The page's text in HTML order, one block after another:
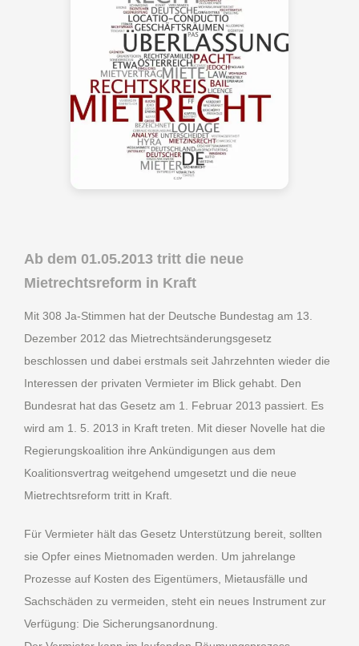
Ab dem 01.05.2013 tritt die neue
Mietrechtsreform in Kraft
Mit 308 Ja-Stimmen hat der Deutsche Bundestag am 13.
Dezember 2012 das Mietrechtsänderungsgesetz
beschlossen und dabei erstmals seit Jahrzehnten wieder die
Interessen der privaten Vermieter im Blick gehabt. Den
Bundesrat hat das Gesetz am 1. Februar 2013 passiert. Es
wird am 1. 5. 2013 in Kraft treten. Mit dieser Novelle hat die
Regierungskoalition ihre Ankündigungen aus dem
Koalitionsvertrag weitgehend umgesetzt und die neue
Mietrechtsreform tritt in Kraft.
Für Vermieter hält das Gesetz Unterstützung bereit, sollten
sie Opfer eines Mietnomaden werden. Um jahrelange
Prozesse auf Kosten des Eigentümers, Mietausfälle und
Sachschäden zu vermeiden, steht ein neues Instrument zur
Verfügung: Die Sicherungsanordnung.